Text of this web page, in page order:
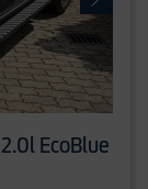
EcoBlue